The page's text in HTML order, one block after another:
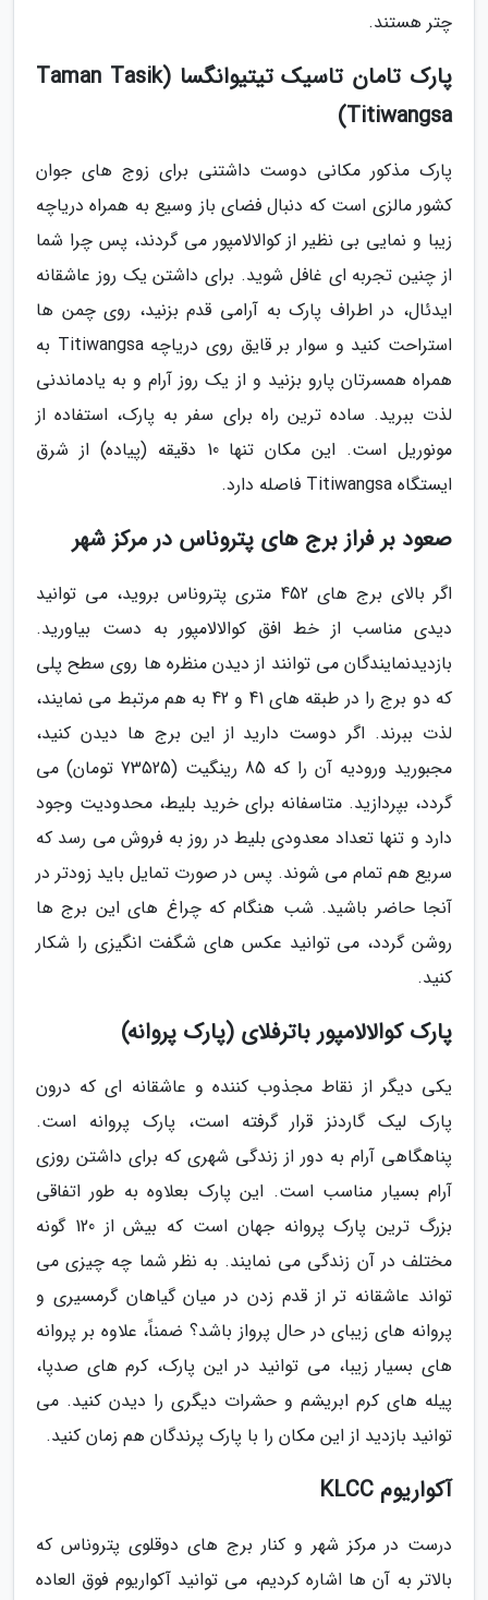
چتر هستند.
پارک تامان تاسیک تیتیوانگسا (Taman Tasik
Titiwangsa)
پارک مذکور مکانی دوست داشتنی برای زوج های جوان
کشور مالزی است که دنبال فضای باز وسیع به همراه دریاچه
زیبا و نمایی بی نظیر از کوالالامپور می گردند، پس چرا شما
از چنین تجربه ای غافل شوید. برای داشتن یک روز عاشقانه
ایدئال، در اطراف پارک به آرامی قدم بزنید، روی چمن ها
استراحت کنید و سوار بر قایق روی دریاچه Titiwangsa به
همراه همسرتان پارو بزنید و از یک روز آرام و به یادماندنی
لذت ببرید. ساده ترین راه برای سفر به پارک، استفاده از
مونوریل است. این مکان تنها 10 دقیقه (پیاده) از شرق
ایستگاه Titiwangsa فاصله دارد.
صعود بر فراز برج های پتروناس در مرکز شهر
اگر بالای برج های 452 متری پتروناس بروید، می توانید
دیدی مناسب از خط افق کوالالامپور به دست بیاورید.
بازدیدنمایندگان می توانند از دیدن منظره ها روی سطح پلی
که دو برج را در طبقه های 41 و 42 به هم مرتبط می نمایند،
لذت ببرند. اگر دوست دارید از این برج ها دیدن کنید،
مجبورید ورودیه آن را که 85 رینگیت (73525 تومان) می
گردد، بپردازید. متاسفانه برای خرید بلیط، محدودیت وجود
دارد و تنها تعداد معدودی بلیط در روز به فروش می رسد که
سریع هم تمام می شوند. پس در صورت تمایل باید زودتر در
آنجا حاضر باشید. شب هنگام که چراغ های این برج ها
روشن گردد، می توانید عکس های شگفت انگیزی را شکار
کنید.
پارک کوالالامپور باترفلای (پارک پروانه)
یکی دیگر از نقاط مجذوب کننده و عاشقانه ای که درون
پارک لیک گاردنز قرار گرفته است، پارک پروانه است.
پناهگاهی آرام به دور از زندگی شهری که برای داشتن روزی
آرام بسیار مناسب است. این پارک بعلاوه به طور اتفاقی
بزرگ ترین پارک پروانه جهان است که بیش از 120 گونه
مختلف در آن زندگی می نمایند. به نظر شما چه چیزی می
تواند عاشقانه تر از قدم زدن در میان گیاهان گرمسیری و
پروانه های زیبای در حال پرواز باشد؟ ضمناً، علاوه بر پروانه
های بسیار زیبا، می توانید در این پارک، کرم های صدپا،
پیله های کرم ابریشم و حشرات دیگری را دیدن کنید. می
توانید بازدید از این مکان را با پارک پرندگان هم زمان کنید.
آکواریوم KLCC
درست در مرکز شهر و کنار برج های دوقلوی پتروناس که
بالاتر به آن ها اشاره کردیم، می توانید آکواریوم فوق العاده